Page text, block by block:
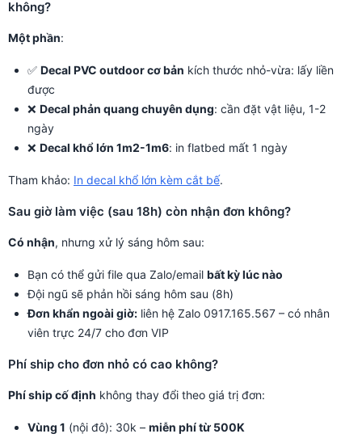
không?
Một phần:
✅ Decal PVC outdoor cơ bản kích thước nhỏ-vừa: lấy liền
được
❌ Decal phản quang chuyên dụng: cần đặt vật liệu, 1-2
ngày
❌ Decal khổ lớn 1m2-1m6: in flatbed mất 1 ngày
Tham khảo: In decal khổ lớn kèm cắt bế.
Sau giờ làm việc (sau 18h) còn nhận đơn không?
Có nhận, nhưng xử lý sáng hôm sau:
Bạn có thể gửi file qua Zalo/email bất kỳ lúc nào
Đội ngũ sẽ phản hồi sáng hôm sau (8h)
Đơn khẩn ngoài giờ: liên hệ Zalo 0917.165.567 – có nhân
viên trực 24/7 cho đơn VIP
Phí ship cho đơn nhỏ có cao không?
Phí ship cố định không thay đổi theo giá trị đơn:
Vùng 1 (nội đô): 30k – miễn phí từ 500K